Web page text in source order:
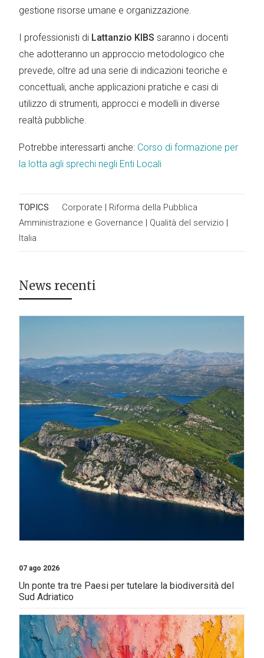
gestione risorse umane e organizzazione.
I professionisti di Lattanzio KIBS saranno i docenti
che adotteranno un approccio metodologico che
prevede, oltre ad una serie di indicazioni teoriche e
concettuali, anche applicazioni pratiche e casi di
utilizzo di strumenti, approcci e modelli in diverse
realtà pubbliche.
Potrebbe interessarti anche: Corso di formazione per
la lotta agli sprechi negli Enti Locali
TOPICS Corporate | Riforma della Pubblica
Amministrazione e Governance | Qualità del servizio |
Italia
News recenti
07 ago 2026
Un ponte tra tre Paesi per tutelare la biodiversità del
Sud Adriatico